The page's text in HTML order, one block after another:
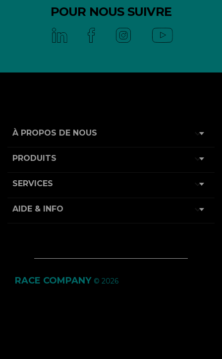
POUR NOUS SUIVRE
À PROPOS DE NOUS 
PRODUITS 
SERVICES 
AIDE & INFO 
RACE COMPANY © 2026